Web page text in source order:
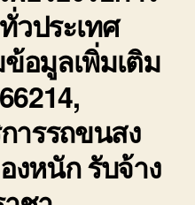
วประเทศ
อมูลเพิ่มเติม
ารรถขนสง
งหนัก รับจ้าง